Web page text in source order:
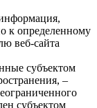
к определенному
веб-сайта
субъектом
–
субъектом